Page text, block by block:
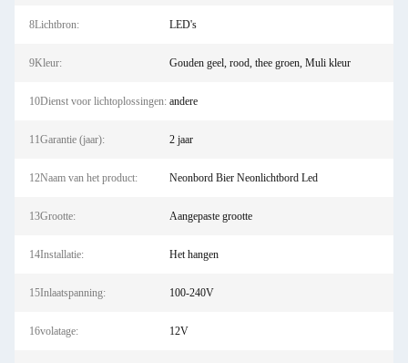
8Lichtbron: LED's
9Kleur: Gouden geel, rood, thee groen, Muli kleur
10Dienst voor lichtoplossingen: andere
11Garantie (jaar): 2 jaar
12Naam van het product: Neonbord Bier Neonlichtbord Led
13Grootte: Aangepaste grootte
14Installatie: Het hangen
15Inlaatspanning: 100-240V
16volatage: 12V